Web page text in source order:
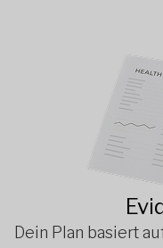
Dein Plan basiert